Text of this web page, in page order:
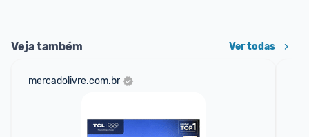
Veja também Ver todas
mercadolivre.com.br